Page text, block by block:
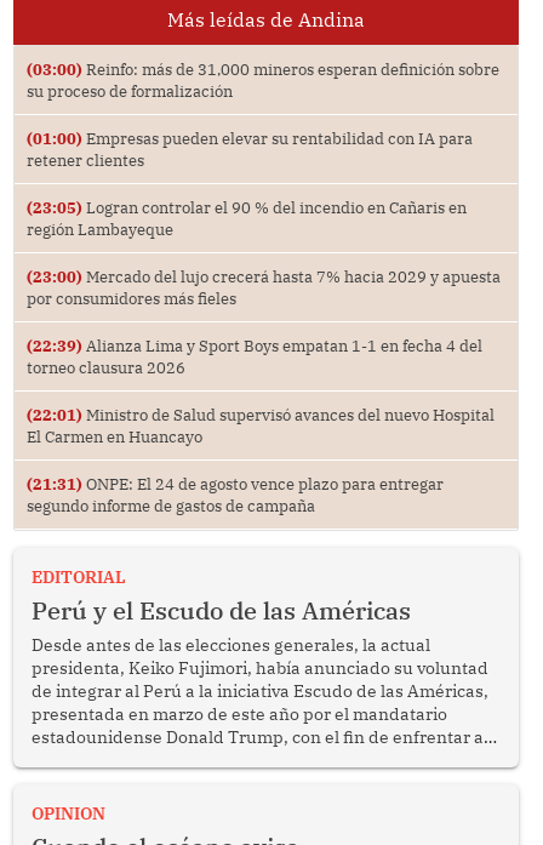
Más leídas de Andina
(03:00) Reinfo: más de 31,000 mineros esperan definición sobre
su proceso de formalización
(01:00) Empresas pueden elevar su rentabilidad con IA para
retener clientes
(23:05) Logran controlar el 90 % del incendio en Cañaris en
región Lambayeque
(23:00) Mercado del lujo crecerá hasta 7% hacia 2029 y apuesta
por consumidores más fieles
(22:39) Alianza Lima y Sport Boys empatan 1-1 en fecha 4 del
torneo clausura 2026
(22:01) Ministro de Salud supervisó avances del nuevo Hospital
El Carmen en Huancayo
(21:31) ONPE: El 24 de agosto vence plazo para entregar
segundo informe de gastos de campaña
EDITORIAL
Perú y el Escudo de las Américas
Desde antes de las elecciones generales, la actual
presidenta, Keiko Fujimori, había anunciado su voluntad
de integrar al Perú a la iniciativa Escudo de las Américas,
presentada en marzo de este año por el mandatario
estadounidense Donald Trump, con el fin de enfrentar al
OPINION